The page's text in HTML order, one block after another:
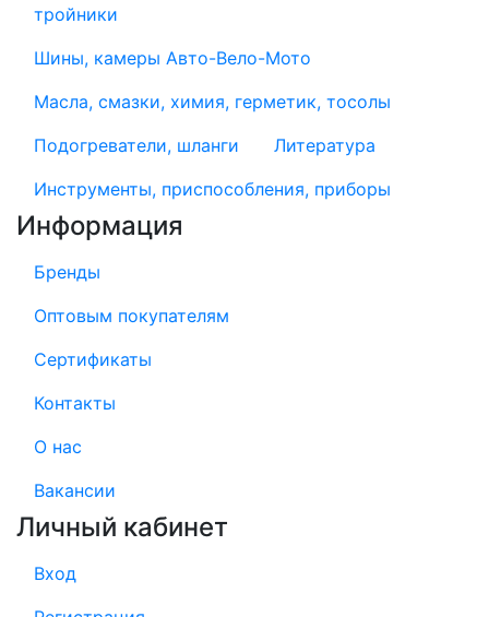
тройники
Шины, камеры Авто-Вело-Мото
Масла, смазки, химия, герметик, тосолы
Подогреватели, шланги
Литература
Инструменты, приспособления, приборы
Информация
Бренды
Оптовым покупателям
Сертификаты
Контакты
О нас
Вакансии
Личный кабинет
Вход